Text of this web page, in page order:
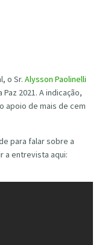
o Sr. Alysson Paolinelli
2021. A indicação,
apoio de mais de cem
para falar sobre a
a entrevista aqui: